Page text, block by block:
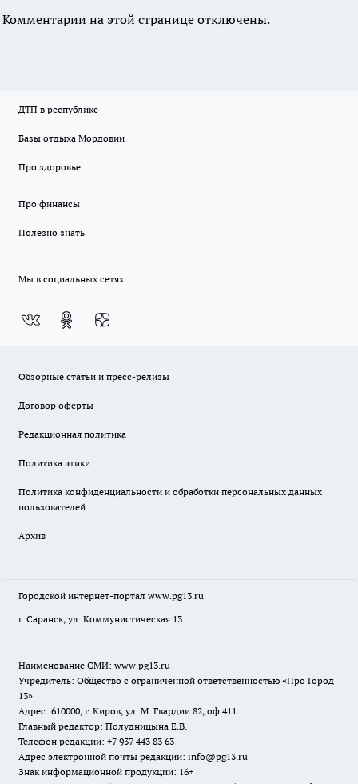
Комментарии на этой странице отключены.
ДТП в республике
Базы отдыха Мордовии
Про здоровье
Про финансы
Полезно знать
Мы в социальных сетях
Обзорные статьи и пресс-релизы
Договор оферты
Редакционная политика
Политика этики
Политика конфиденциальности и обработки персональных данных
пользователей
Архив
Городской интернет-портал www.pg13.ru
г. Саранск, ул. Коммунистическая 13.
Наименование СМИ: www.pg13.ru
Учредитель: Общество с ограниченной ответственностью «Про Город
13»
Адрес: 610000, г. Киров, ул. М. Гвардии 82, оф.411
Главный редактор: Полудницына Е.В.
Телефон редакции: +7 937 443 83 63
Адрес электронной почты редакции: info@pg13.ru
Знак информационной продукции: 16+